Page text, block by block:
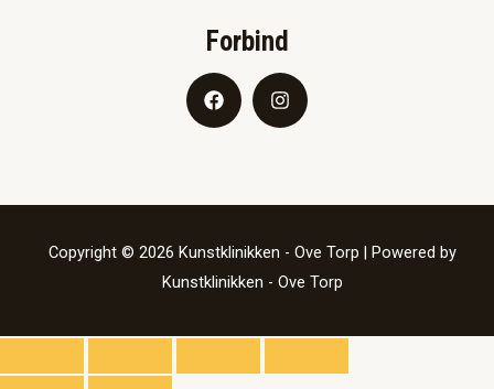
Forbind
Copyright © 2026 Kunstklinikken - Ove Torp | Powered by
Kunstklinikken - Ove Torp